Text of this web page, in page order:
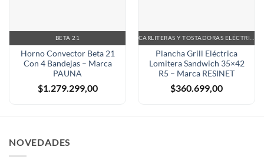
BETA 21
Horno Convector Beta 21
Con 4 Bandejas – Marca
PAUNA
$1.279.299,00
Plancha Grill Eléctrica
Lomitera Sandwich 35×42
R5 – Marca RESINET
$360.699,00
NOVEDADES